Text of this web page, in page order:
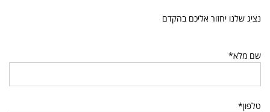
נציג שלנו יחזור אליכם בהקדם
שם מלא*
טלפון*